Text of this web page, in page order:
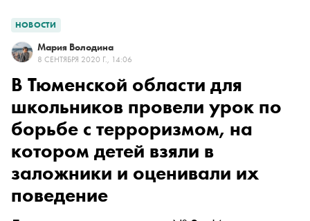
НОВОСТИ
Мария Володина
8 СЕНТЯБРЯ 2020 Г., 14:06
В Тюменской области для
школьников провели урок по
борьбе с терроризмом, на
котором детей взяли в
заложники и оценивали их
поведение